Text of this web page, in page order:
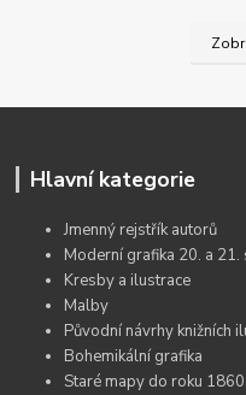
Hlavní kategorie
Jmenný rejstřík autorů
Moderní grafika 20. a
Kresby a ilustrace
Malby
Původní návrhy knižních
Bohemikální grafika
Staré mapy do roku 1860